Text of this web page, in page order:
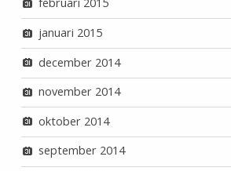
januari 2015
december 2014
november 2014
oktober 2014
september 2014